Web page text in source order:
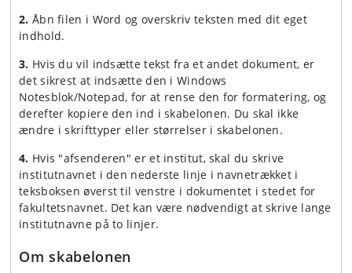
2. Åbn filen i Word og overskriv teksten med dit eget
indhold.
3. Hvis du vil indsætte tekst fra et andet dokument, er
det sikrest at indsætte den i Windows
Notesblok/Notepad, for at rense den for formatering, og
derefter kopiere den ind i skabelonen. Du skal ikke
ændre i skrifttyper eller størrelser i skabelonen.
4. Hvis "afsenderen" er et institut, skal du skrive
institutnavnet i den nederste linje i navnetrækket i
teksboksen øverst til venstre i dokumentet i stedet for
fakultetsnavnet. Det kan være nødvendigt at skrive lange
institutnavne på to linjer.
Om skabelonen